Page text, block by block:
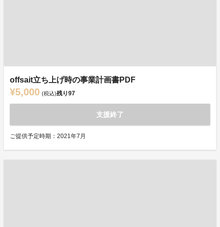
offsait立ち上げ時の事業計画書PDF
¥5,000 (税込)残り97
支援終了
ご提供予定時期：2021年7月